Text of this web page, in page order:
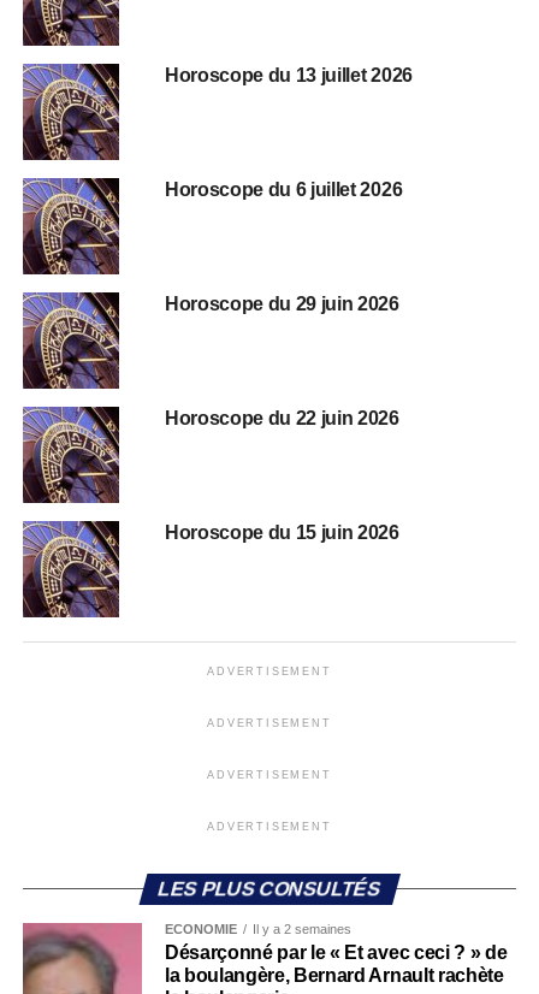
Horoscope du 13 juillet 2026
Horoscope du 6 juillet 2026
Horoscope du 29 juin 2026
Horoscope du 22 juin 2026
Horoscope du 15 juin 2026
ADVERTISEMENT
ADVERTISEMENT
ADVERTISEMENT
ADVERTISEMENT
LES PLUS CONSULTÉS
ECONOMIE Il y a 2 semaines
Désarçonné par le « Et avec ceci ? » de
la boulangère, Bernard Arnault rachète